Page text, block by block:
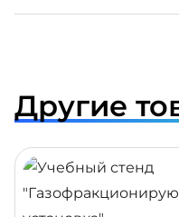
Другие